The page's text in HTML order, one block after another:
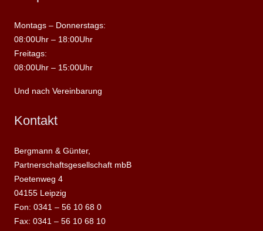
Montags – Donnerstags:
08:00Uhr – 18:00Uhr
Freitags:
08:00Uhr – 15:00Uhr
Und nach Vereinbarung
Kontakt
Bergmann & Günter,
Partnerschaftsgesellschaft mbB
Poetenweg 4
04155 Leipzig
Fon: 0341 – 56 10 68 0
Fax: 0341 – 56 10 68 10